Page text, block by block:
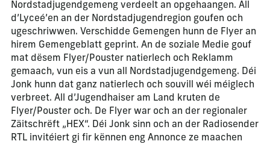
Nordstadjugendgemeng verdeelt an opgehaangen. All
d’Lyceé’en an der Nordstadjugendregion goufen och
ugeschriwwen. Verschidde Gemengen hunn de Flyer an
hirem Gemengeblatt geprint. An de soziale Medie gouf
mat dësem Flyer/Pouster natierlech och Reklamm
gemaach, vun eis a vun all Nordstadjugendgemeng. Déi
Jonk hunn dat ganz natierlech och souvill wéi méiglech
verbreet. All d’Jugendhaiser am Land kruten de
Flyer/Pouster och. De Flyer war och an der regionaler
Zäitschrëft „HEX“. Déi Jonk sinn och an der Radiosender
RTL invitéiert gi fir kënnen eng Annonce ze maachen